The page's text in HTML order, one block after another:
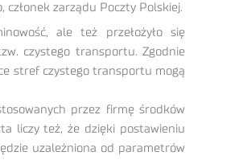
członek zarządu Poczty Polskiej.
ale też przełożyło się
czystego transportu. Zgodnie
stref czystego transportu mogą
przez firmę środków
liczy też, że dzięki postawieniu
uzależniona od parametrów